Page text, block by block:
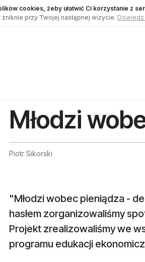
cookies, żeby ułatwić Ci korzystanie z
zniknie przy Twojej następnej wizycie.
Młodzi
Piotr Sikorski
"Młodzi wobec pieniądza -
hasłem zorganizowaliśmy
Projekt zrealizowaliśmy we
programu edukacji